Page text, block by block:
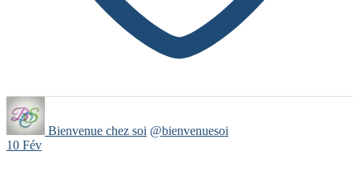
Bienvenue chez soi @bienvenuesoi
10 Fév